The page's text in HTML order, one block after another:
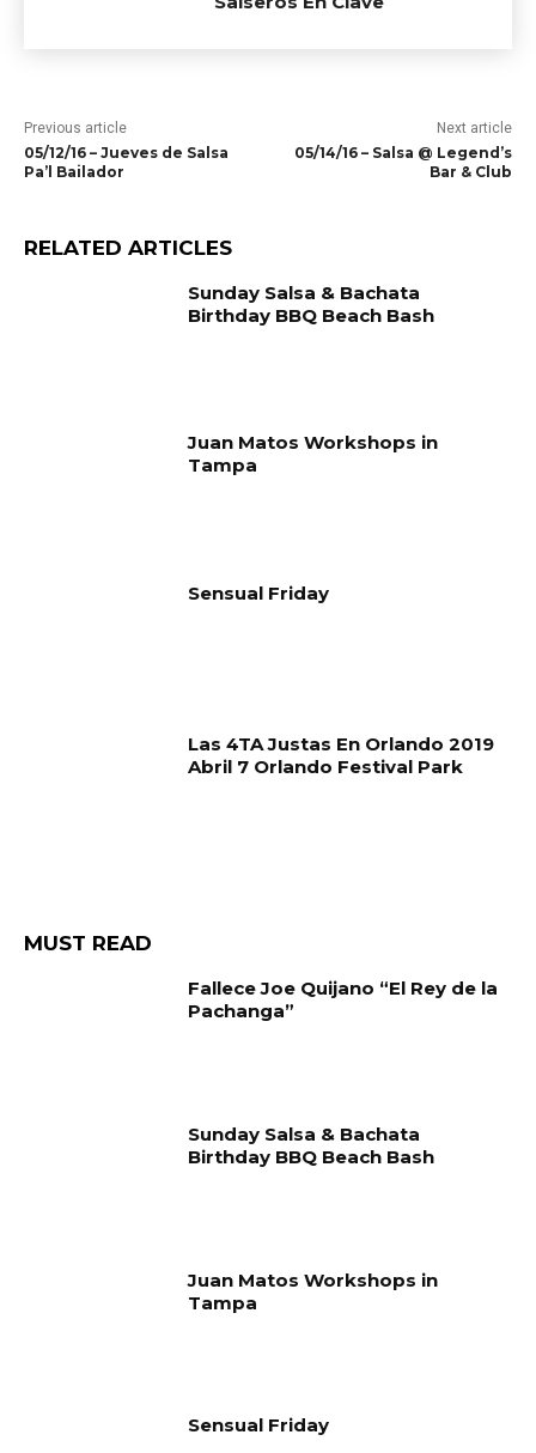
Previous article
05/12/16 – Jueves de Salsa
Pa’l Bailador
Next article
05/14/16 – Salsa @ Legend’s
Bar & Club
RELATED ARTICLES
Sunday Salsa & Bachata
Birthday BBQ Beach Bash
Juan Matos Workshops in
Tampa
Sensual Friday
Las 4TA Justas En Orlando 2019
Abril 7 Orlando Festival Park
MUST READ
Fallece Joe Quijano “El Rey de la
Pachanga”
Sunday Salsa & Bachata
Birthday BBQ Beach Bash
Juan Matos Workshops in
Tampa
Sensual Friday